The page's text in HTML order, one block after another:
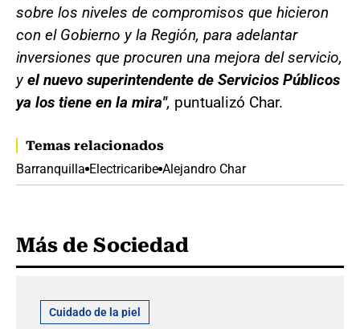
sobre los niveles de compromisos que hicieron
con el Gobierno y la Región, para adelantar
inversiones que procuren una mejora del servicio,
yel nuevo superintendente de Servicios Públicos
ya los tiene en la mira", puntualizó Char.
Temas relacionados
Barranquilla Electricaribe Alejandro Char
Más de Sociedad
Cuidado de la piel